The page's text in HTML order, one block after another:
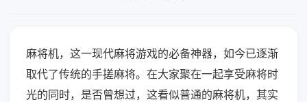
麻将机，这一现代麻将游戏的必备神器，如今已逐渐
取代了传统的手搓麻将。在大家聚在一起享受麻将时
光的同时，是否曾想过，这看似普通的麻将机，其实